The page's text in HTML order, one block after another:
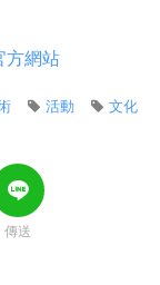
方網站
文化
活動
傳送